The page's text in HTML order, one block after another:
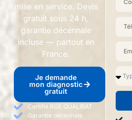
mise en service. Devis
gratuit sous 24 h,
garantie décennale
incluse — partout en
France.
Je demande
mon diagnostic
gratuit
Certifié RGE QUALIBAT
Garantie décennale